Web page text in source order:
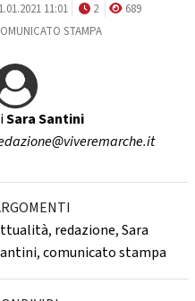
11:01 2
689
STAMPA
Sara Santini
, redazione,Sara
,comunicato stampa